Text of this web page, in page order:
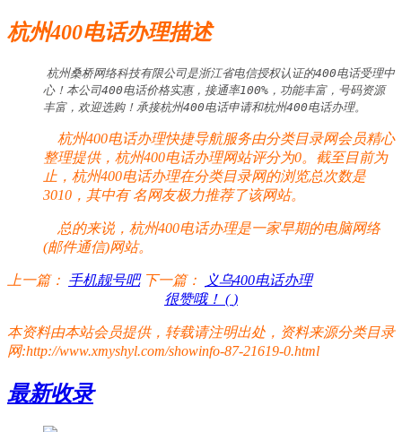
杭州400电话办理描述
杭州桑桥网络科技有限公司是浙江省电信授权认证的400电话受理中
心！本公司400电话价格实惠，接通率100%，功能丰富，号码资源
丰富，欢迎选购！承接杭州400电话申请和杭州400电话办理。
杭州400电话办理快捷导航服务由分类目录网会员精心
整理提供，杭州400电话办理网站评分为0。截至目前为
止，杭州400电话办理在分类目录网的浏览总次数是
3010，其中有名网友极力推荐了该网站。
总的来说，杭州400电话办理是一家早期的电脑网络
(邮件通信)网站。
上一篇： 手机靓号吧 下一篇：
义乌400电话办理
很赞哦！ ( )
本资料由本站会员提供，转载请注明出处，资料来源分类目录
网:http://www.xmyshyl.com/showinfo-87-21619-0.html
最新收录